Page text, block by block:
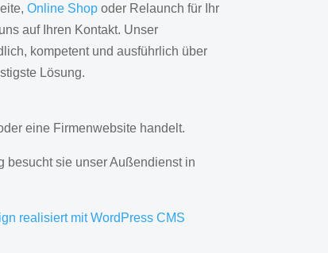
Online Shopoder Relaunch für Ihr
auf Ihren Kontakt. Unser
kompetent und ausführlich über
Lösung.
eine Firmenwebsite handelt.
besucht sie unser Außendienst in
realisiert mit WordPress CMS